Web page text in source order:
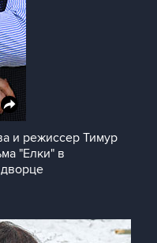
и режиссер Тимур
"Елки" в